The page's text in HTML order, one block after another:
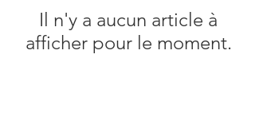
Il n'y a aucun article à
afficher pour le moment.